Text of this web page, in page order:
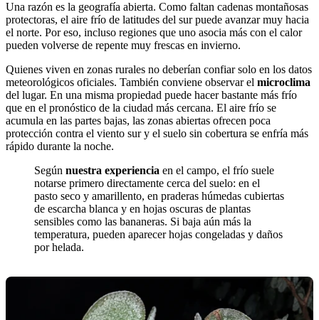
Una razón es la geografía abierta. Como faltan cadenas montañosas
protectoras, el aire frío de latitudes del sur puede avanzar muy hacia
el norte. Por eso, incluso regiones que uno asocia más con el calor
pueden volverse de repente muy frescas en invierno.
Quienes viven en zonas rurales no deberían confiar solo en los datos
meteorológicos oficiales. También conviene observar el microclima
del lugar. En una misma propiedad puede hacer bastante más frío
que en el pronóstico de la ciudad más cercana. El aire frío se
acumula en las partes bajas, las zonas abiertas ofrecen poca
protección contra el viento sur y el suelo sin cobertura se enfría más
rápido durante la noche.
Según nuestra experiencia en el campo, el frío suele
notarse primero directamente cerca del suelo: en el
pasto seco y amarillento, en praderas húmedas cubiertas
de escarcha blanca y en hojas oscuras de plantas
sensibles como las bananeras. Si baja aún más la
temperatura, pueden aparecer hojas congeladas y daños
por helada.